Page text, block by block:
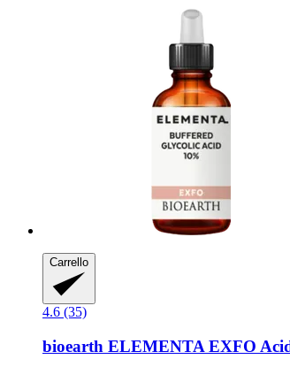
Carrello
4.6 (35)
bioearth ELEMENTA EXFO